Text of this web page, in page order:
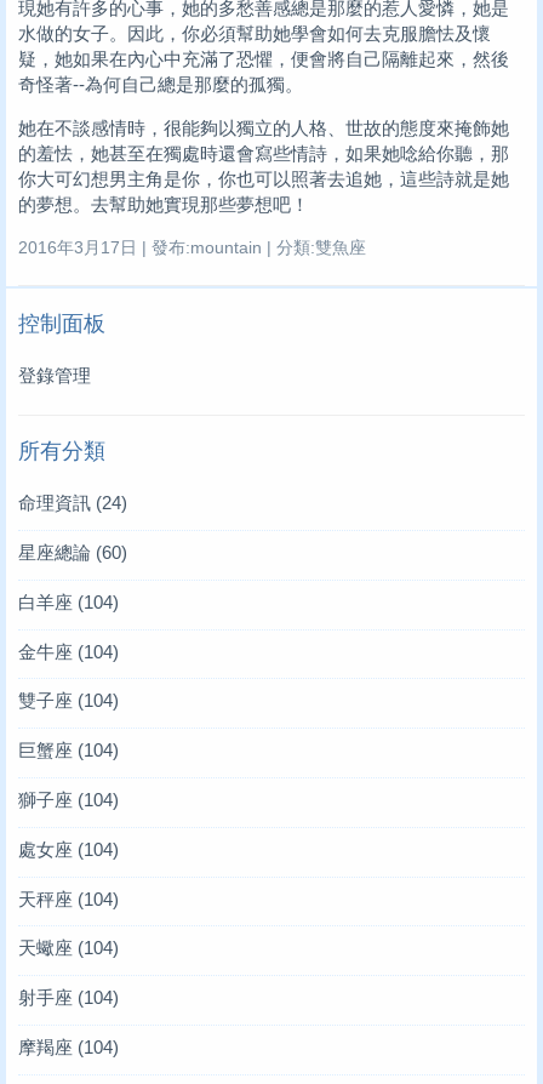
現她有許多的心事，她的多愁善感總是那麼的惹人愛憐，她是
水做的女子。因此，你必須幫助她學會如何去克服膽怯及懷
疑，她如果在內心中充滿了恐懼，便會將自己隔離起來，然後
奇怪著--為何自己總是那麼的孤獨。
她在不談感情時，很能夠以獨立的人格、世故的態度來掩飾她
的羞怯，她甚至在獨處時還會寫些情詩，如果她唸給你聽，那
你大可幻想男主角是你，你也可以照著去追她，這些詩就是她
的夢想。去幫助她實現那些夢想吧！
2016年3月17日 | 發布:mountain | 分類:雙魚座
控制面板
登錄管理
所有分類
命理資訊 (24)
星座總論 (60)
白羊座 (104)
金牛座 (104)
雙子座 (104)
巨蟹座 (104)
獅子座 (104)
處女座 (104)
天秤座 (104)
天蠍座 (104)
射手座 (104)
摩羯座 (104)